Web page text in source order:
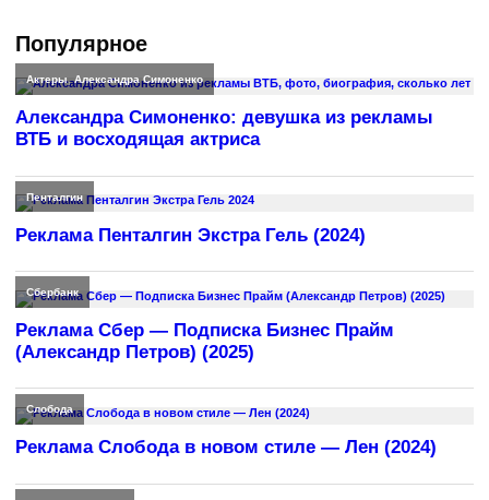
Популярное
Актеры,Александра Симоненко
Александра Симоненко: девушка из рекламы
ВТБ и восходящая актриса
Пенталгин
Реклама Пенталгин Экстра Гель (2024)
Сбербанк
Реклама Сбер — Подписка Бизнес Прайм
(Александр Петров) (2025)
Слобода
Реклама Слобода в новом стиле — Лен (2024)